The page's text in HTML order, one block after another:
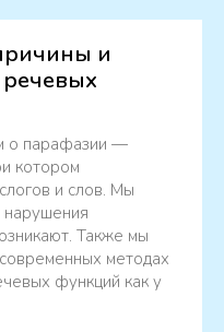
и
о парафазии —
котором
и слов. Мы
нарушения
Также мы
методах
функций как у